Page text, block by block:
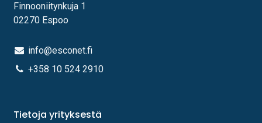
Finnooniitynkuja 1
02270 Espoo
info@esconet.fi
+358 10 524 2910
Tietoja yrityksestä